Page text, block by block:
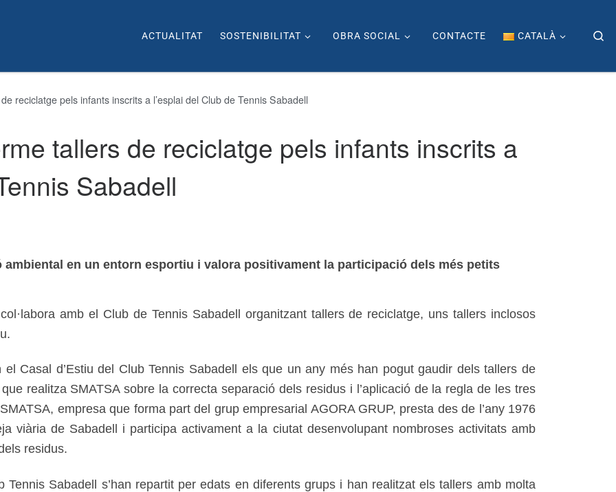
ACTUALITAT SOSTENIBILITAT OBRA SOCIAL CONTACTE CATALÀ
reciclatge pels infants inscrits a l’esplai del Club de Tennis Sabadell
tallers de reciclatge pels infants inscrits a
Sabadell
ambiental en un entorn esportiu i valora positivament la participació dels més petits
col·labora amb el Club de Tennis Sabadell organitzant tallers de reciclatge, uns tallers inclosos
Casal d’Estiu del Club Tennis Sabadell els que un any més han pogut gaudir dels tallers de
realitza SMATSA sobre la correcta separació dels residus i l’aplicació de la regla de les tres
empresa que forma part del grup empresarial AGORA GRUP, presta des de l’any 1976
viària de Sabadell i participa activament a la ciutat desenvolupant nombroses activitats amb
residus.
Tennis Sabadell s’han repartit per edats en diferents grups i han realitzat els tallers amb molta